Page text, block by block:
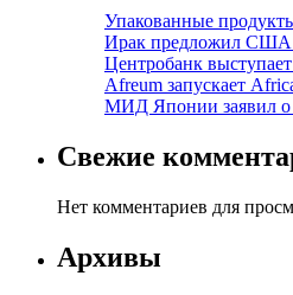
Упакованные
Ирак предложил США
Центробанк
Afreum запускает
МИД Японии заявил о
Свежие
Нет комментариев для
Архивы